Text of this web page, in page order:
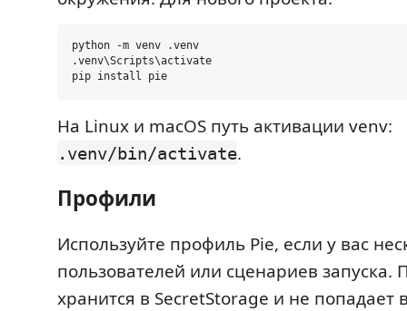
python -m venv .venv
.venv\Scripts\activate
На Linux и macOS путь активации venv:
.venv/bin/activate.
Профили
Используйте профиль Pie, если у вас
пользователей или сценариев
хранится в SecretStorage и не попадает